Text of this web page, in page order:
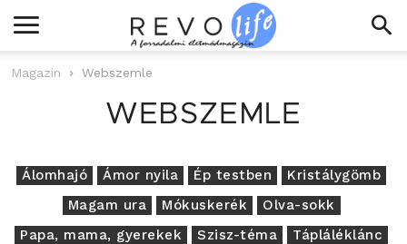
Magazin Webszemle
WEBSZEMLE
Álomhajó Ámor nyila Ép testben
Kristálygömb
Magam ura
Mókuskerék
Olva-sokk
Papa, mama, gyerekek
Szisz-téma
Tápláléklánc